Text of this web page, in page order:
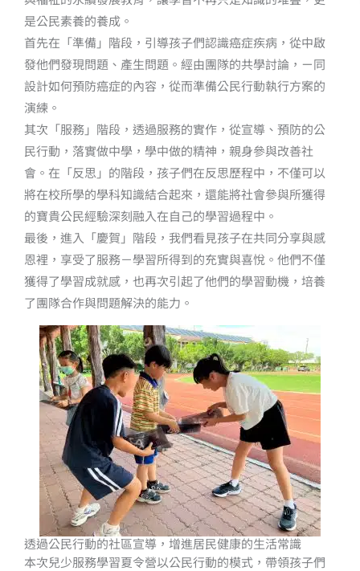
是公民素養的養成。
首先在「準備」階段，引導孩子們認識癌症疾病，從中啟
發他們發現問題、產生問題。經由團隊的共學討論，ㄧ同
設計如何預防癌症的內容，從而準備公民行動執行方案的
演練。
其次「服務」階段，透過服務的實作，從宣導、預防的公
民行動，落實做中學，學中做的精神，親身參與改善社
會。在「反思」的階段，孩子們在反思歷程中，不僅可以
將在校所學的學科知識結合起來，還能將社會參與所獲得
的寶貴公民經驗深刻融入在自己的學習過程中。
最後，進入「慶賀」階段，我們看見孩子在共同分享與感
恩裡，享受了服務－學習所得到的充實與喜悅。他們不僅
獲得了學習成就感，也再次引起了他們的學習動機，培養
了團隊合作與問題解決的能力。
透過公民行動的社區宣導，增進居民健康的生活常識
本次兒少服務學習夏令營以公民行動的模式，帶領孩子們